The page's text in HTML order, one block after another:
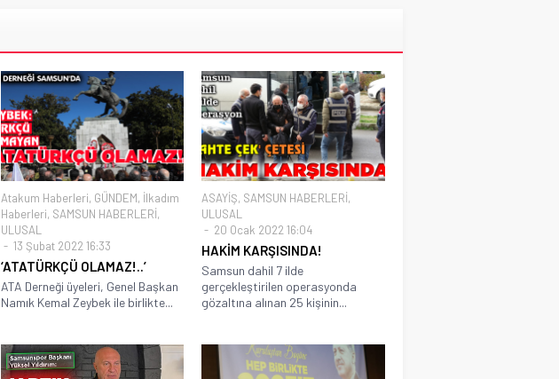
Atakum Haberleri, GÜNDEM, İlkadım
Haberleri, SAMSUN HABERLERİ,
ULUSAL
13 Şubat 2022 16:33
‘ATATÜRKÇÜ OLAMAZ!..’
ATA Derneği üyeleri, Genel Başkan
Namık Kemal Zeybek ile birlikte...
ASAYİŞ, SAMSUN HABERLERİ,
ULUSAL
20 Ocak 2022 16:04
HAKİM KARŞISINDA!
Samsun dahil 7 ilde
gerçekleştirilen operasyonda
gözaltına alınan 25 kişinin...